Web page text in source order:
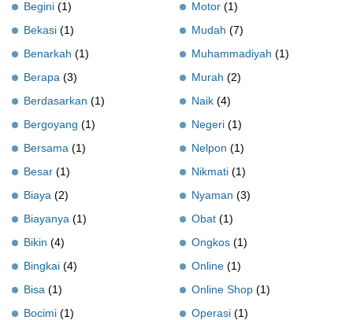
Begini (1)
Bekasi (1)
Benarkah (1)
Berapa (3)
Berdasarkan (1)
Bergoyang (1)
Bersama (1)
Besar (1)
Biaya (2)
Biayanya (1)
Bikin (4)
Bingkai (4)
Bisa (1)
Bocimi (1)
Motor (1)
Mudah (7)
Muhammadiyah (1)
Murah (2)
Naik (4)
Negeri (1)
Nelpon (1)
Nikmati (1)
Nyaman (3)
Obat (1)
Ongkos (1)
Online (1)
Online Shop (1)
Operasi (1)